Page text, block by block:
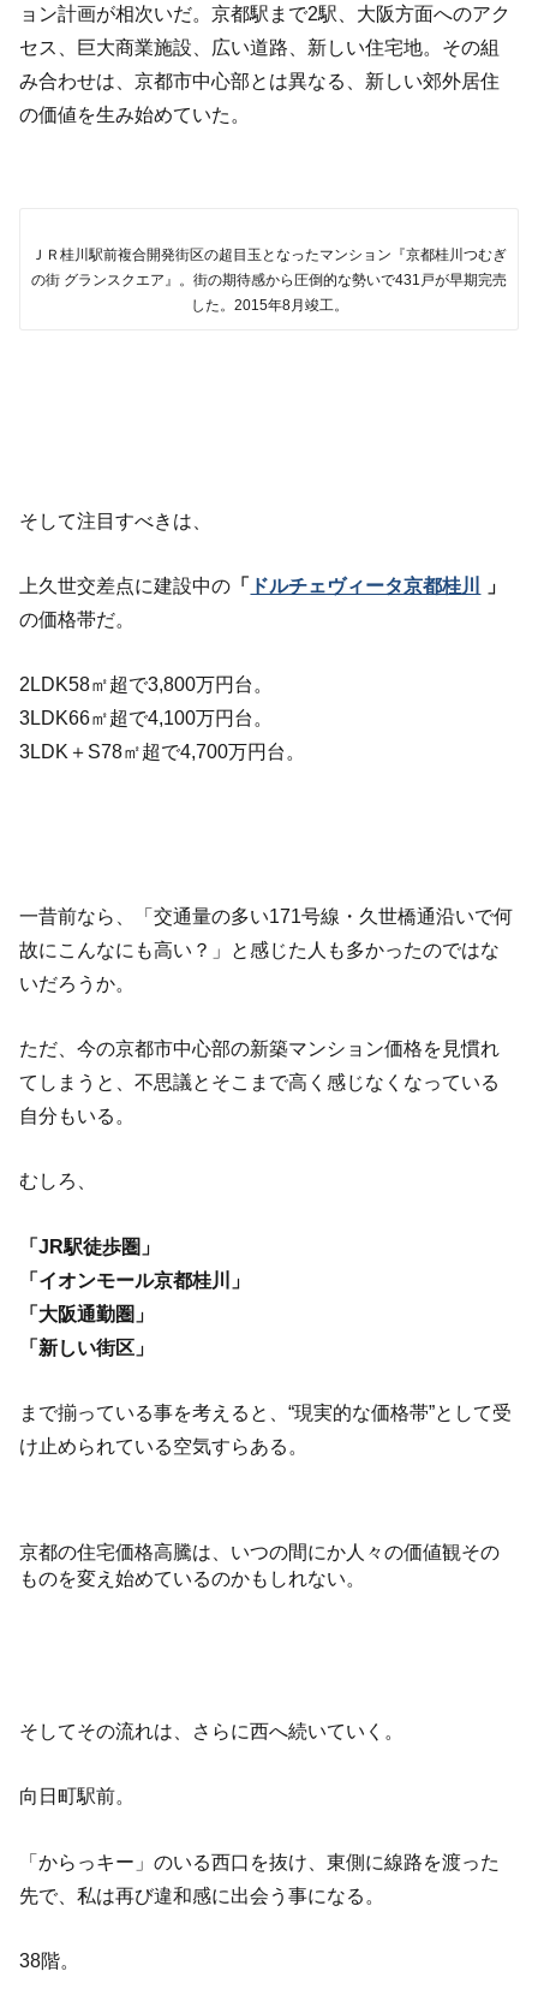
ョン計画が相次いだ。京都駅まで2駅、大阪方面へのアク
セス、巨大商業施設、広い道路、新しい住宅地。その組
み合わせは、京都市中心部とは異なる、新しい郊外居住
の価値を生み始めていた。
ＪＲ桂川駅前複合開発街区の超目玉となったマンション『京都桂川つむぎ
の街 グランスクエア』。街の期待感から圧倒的な勢いで431戸が早期完売
した。2015年8月竣工。
そして注目すべきは、
上久世交差点に建設中の 「 ドルチェヴィータ京都桂川
」
の価格帯だ。
2LDK58㎡超で3,800万円台。
3LDK66㎡超で4,100万円台。
3LDK＋S78㎡超で4,700万円台。
一昔前なら、「交通量の多い171号線・久世橋通沿いで何
故にこんなにも高い？」と感じた人も多かったのではな
いだろうか。
ただ、今の京都市中心部の新築マンション価格を見慣れ
てしまうと、不思議とそこまで高く感じなくなっている
自分もいる。
むしろ、
「JR駅徒歩圏」
「イオンモール京都桂川」
「大阪通勤圏」
「新しい街区」
まで揃っている事を考えると、“現実的な価格帯”として受
け止められている空気すらある。
京都の住宅価格高騰は、いつの間にか人々の価値観その
ものを変え始めているのかもしれない。
そしてその流れは、さらに西へ続いていく。
向日町駅前。
「からっキー」のいる西口を抜け、東側に線路を渡った
先で、私は再び違和感に出会う事になる。
38階。